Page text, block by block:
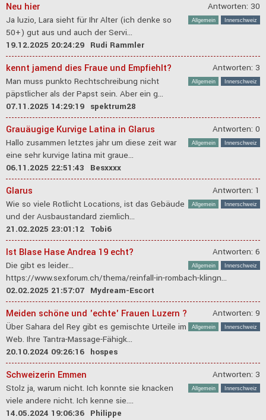
Antworten: 30
Allgemein Innerschweiz
Neu hier
Ja luzio, Lara sieht für Ihr Alter (ich denke so
50+) gut aus und auch der Servi...
19.12.2025 20:24:29 Rudi Rammler
Antworten: 3
Allgemein Innerschweiz
kennt jamend dies Fraue und Empfiehlt?
Man muss punkto Rechtschreibung nicht
päpstlicher als der Papst sein. Aber ein g...
07.11.2025 14:29:19 spektrum28
Antworten: 0
Allgemein Innerschweiz
Grauäugige Kurvige Latina in Glarus
Hallo zusammen letztes jahr um diese zeit war
eine sehr kurvige latina mit graue...
06.11.2025 22:51:43
Besxxxx
Antworten: 1
Allgemein Innerschweiz
Glarus
Wie so viele Rotlicht Locations, ist das Gebäude
und der Ausbaustandard ziemlich...
21.02.2025 23:01:12 Tobi6
Antworten: 6
Allgemein Innerschweiz
Ist Blase Hase Andrea 19 echt?
Die gibt es leider...
https://www.sexforum.ch/thema/reinfall-in-rombach-klingn...
02.02.2025 21:57:07 Mydream-Escort
Antworten: 9
Allgemein Innerschweiz
Meiden schöne und 'echte' Frauen Luzern ?
Über Sahara del Rey gibt es gemischte Urteile im
Web. Ihre Tantra-Massage-Fähigk...
20.10.2024 09:26:16 hospes
Antworten: 3
Allgemein Innerschweiz
Schweizerin Emmen
Stolz ja, warum nicht. Ich konnte sie knacken
viele andere nicht. Ich kenne sie....
14.05.2024 19:06:36 Philippe